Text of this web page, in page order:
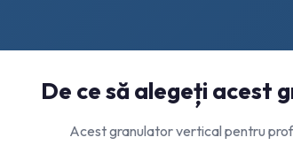
De ce să alegeți acest
Acest granulator vertical pentru